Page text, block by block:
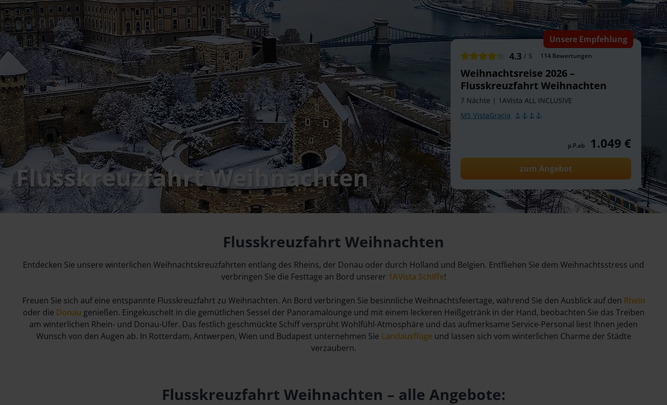
Flusskreuzfahrt Weihnachten
Unsere Empfehlung
4.3 / 5 114 Bewertungen
Weihnachtsreise 2026 –
Flusskreuzfahrt Weihnachten
7 Nächte | 1AVista ALL INCLUSIVE
MS VistaGracia
p.P.ab 1.049 €
zum Angebot
Flusskreuzfahrt Weihnachten
Entdecken Sie unsere winterlichen Weihnachtskreuzfahrten entlang des Rheins, der Donau oder durch Holland und Belgien. Entfliehen Sie dem Weihnachtsstress und
verbringen Sie die Festtage an Bord unserer 1AVista Schiffe!
Freuen Sie sich auf eine entspannte Flusskreuzfahrt zu Weihnachten. An Bord verbringen Sie besinnliche Weihnachtsfeiertage, während Sie den Ausblick auf den Rhein
oder die Donau genießen. Eingekuschelt in die gemütlichen Sessel der Panoramalounge und mit einem leckeren Heißgetränk in der Hand, beobachten Sie das Treiben
am winterlichen Rhein- und Donau-Ufer. Das festlich geschmückte Schiff versprüht Wohlfühl-Atmosphäre und das aufmerksame Service-Personal liest Ihnen jeden
Wunsch von den Augen ab. In Rotterdam, Antwerpen, Wien und Budapest unternehmen Sie Landausflügeund lassen sich vom winterlichen Charme der Städte
verzaubern.
Flusskreuzfahrt Weihnachten – alle Angebote: